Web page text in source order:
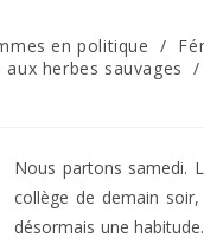
en politique /
aux herbes sauvages /
Nous partons samedi.
collège de demain
désormais une